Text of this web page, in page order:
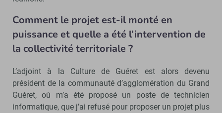
Comment le projet est-il monté en
puissance et quelle a été l’intervention de
la collectivité territoriale ?
L’adjoint à la Culture de Guéret est alors devenu
président de la communauté d’agglomération du Grand
Guéret, où m’a été proposé un poste de technicien
informatique, que j’ai refusé pour proposer un projet plus